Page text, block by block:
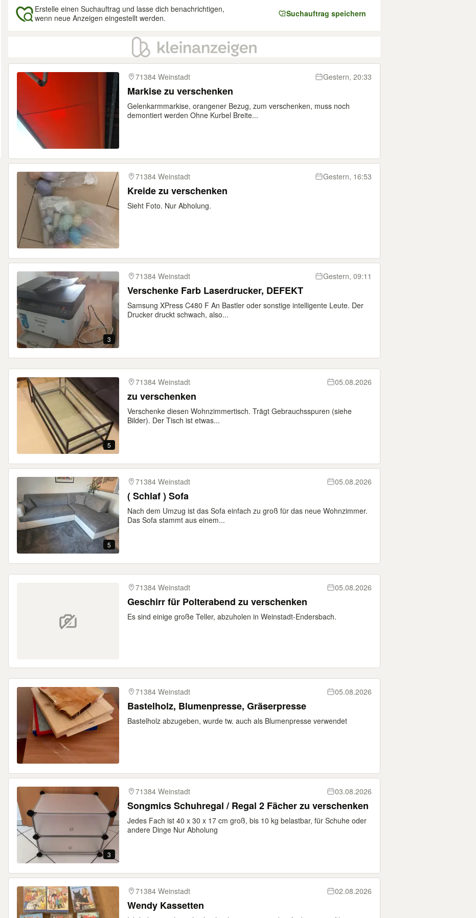
Erstelle einen Suchauftrag und lasse dich benachrichtigen,
wenn neue Anzeigen eingestellt werden.
Suchauftrag speichern
Ergebnisse
71384 Weinstadt
Gestern, 20:33
Markise zu verschenken
Gelenkarmmarkise, orangener Bezug, zum verschenken, muss noch
demontiert werden Ohne Kurbel Breite...
71384 Weinstadt Gestern, 16:53
Kreide zu verschenken
Sieht Foto. Nur Abholung.
3
71384 Weinstadt Gestern, 09:11
Verschenke Farb Laserdrucker, DEFEKT
Samsung XPress C480 F An Bastler oder sonstige intelligente Leute. Der
Drucker druckt schwach, also...
5
71384 Weinstadt 05.08.2026
zu verschenken
Verschenke diesen Wohnzimmertisch. Trägt Gebrauchsspuren (siehe
Bilder). Der Tisch ist etwas...
5
71384 Weinstadt 05.08.2026
( Schlaf ) Sofa
Nach dem Umzug ist das Sofa einfach zu groß für das neue Wohnzimmer.
Das Sofa stammt aus einem...
71384 Weinstadt 05.08.2026
Geschirr für Polterabend zu verschenken
Es sind einige große Teller, abzuholen in Weinstadt-Endersbach.
71384 Weinstadt 05.08.2026
Bastelholz, Blumenpresse, Gräserpresse
Bastelholz abzugeben, wurde tw. auch als Blumenpresse verwendet
3
71384 Weinstadt 03.08.2026
Songmics Schuhregal / Regal 2 Fächer zu verschenken
Jedes Fach ist 40 x 30 x 17 cm groß, bis 10 kg belastbar, für Schuhe oder
andere Dinge Nur Abholung
71384 Weinstadt 02.08.2026
Wendy Kassetten